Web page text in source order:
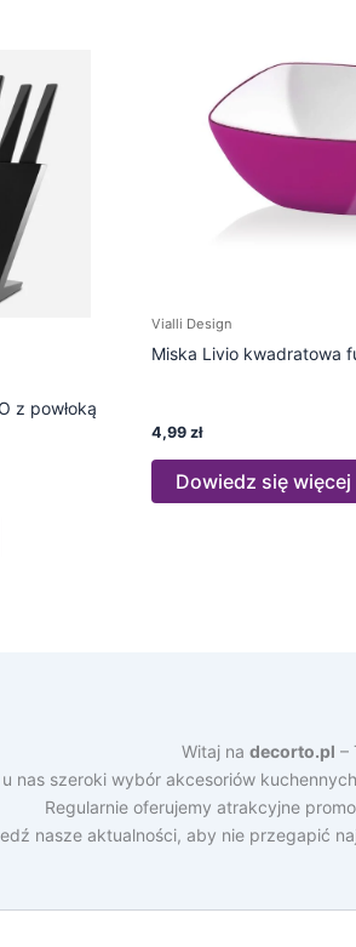
z powłoką
Vialli Design
Miska Livio kwadratowa
4,99 zł
Dowiedz się więcej
Witaj na decorto.pl –
nas szeroki wybór akcesoriów
Regularnie oferujemy atrakcyjne
nasze aktualności, aby nie przegapić